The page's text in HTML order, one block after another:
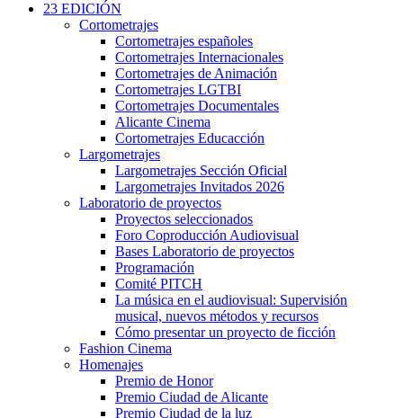
23 EDICIÓN
Cortometrajes
Cortometrajes españoles
Cortometrajes Internacionales
Cortometrajes de Animación
Cortometrajes LGTBI
Cortometrajes Documentales
Alicante Cinema
Cortometrajes Educacción
Largometrajes
Largometrajes Sección Oficial
Largometrajes Invitados 2026
Laboratorio de proyectos
Proyectos seleccionados
Foro Coproducción Audiovisual
Bases Laboratorio de proyectos
Programación
Comité PITCH
La música en el audiovisual: Supervisión
musical, nuevos métodos y recursos
Cómo presentar un proyecto de ficción
Fashion Cinema
Homenajes
Premio de Honor
Premio Ciudad de Alicante
Premio Ciudad de la luz